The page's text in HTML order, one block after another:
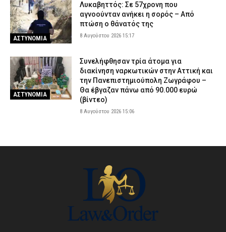
ΑΣΤΥΝΟΜΙΑ
Λυκαβηττός: Σε 57χρονη που
αγνοούνταν ανήκει η σορός – Από
πτώση ο θάνατός της
8 Αυγούστου 2026 15:17
ΑΣΤΥΝΟΜΙΑ
Συνελήφθησαν τρία άτομα για
διακίνηση ναρκωτικών στην Αττική και
την Πανεπιστημιούπολη Ζωγράφου –
Θα έβγαζαν πάνω από 90.000 ευρώ
(βίντεο)
8 Αυγούστου 2026 15:06